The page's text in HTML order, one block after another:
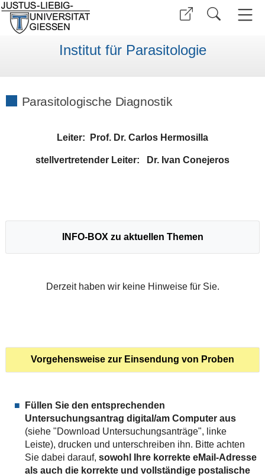
Institut für Parasitologie
Parasitologische Diagnostik
Leiter: Prof. Dr. Carlos Hermosilla
stellvertretender Leiter: Dr. Ivan Conejeros
INFO-BOX zu aktuellen Themen
Derzeit haben wir keine Hinweise für Sie.
Vorgehensweise zur Einsendung von Proben
Füllen Sie den entsprechenden
Untersuchungsantrag digital/am Computer aus
(siehe "Download Untersuchungsanträge", linke
Leiste), drucken und unterschreiben ihn. Bitte achten
Sie dabei darauf, sowohl Ihre korrekte eMail-Adresse
als auch die korrekte und vollständige postalische